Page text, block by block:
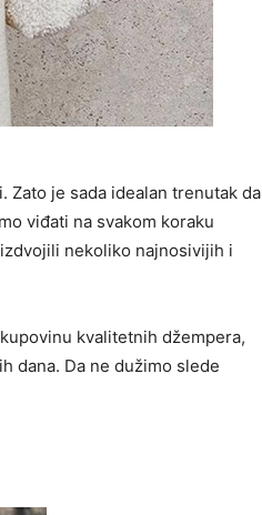
Zato je sada idealan trenutak da
viđati na svakom koraku
nekoliko najnosivijih i
kvalitetnih džempera,
dana. Da ne dužimo slede